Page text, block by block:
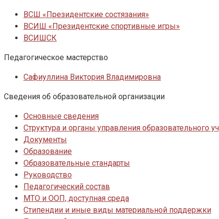
ВСШ «Президентские состязания»
ВСИШ «Президентские спортивные игры»
ВСИШСК
Педагогическое мастерство
Сафиуллина Виктория Владимировна
Сведения об образовательной организации
Основные сведения
Структура и органы управления образовательного
Документы
Образование
Образовательные стандарты
Руководство
Педагогический состав
МТО и ООП, доступная среда
Стипендии и иные виды материальной поддержки